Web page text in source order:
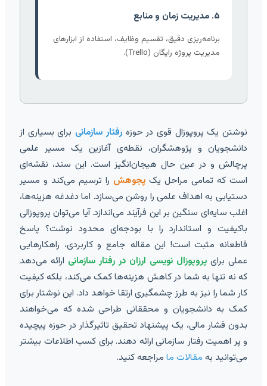
برنامه‌ریزی دقیق، تقسیم وظایف، استفاده از ابزارهای
مدیریت پروژه رایگان (Trello).
نوشتن یک پروپوزال قوی در حوزهرفتار سازمانیبرای بسیاری از
دانشجویان و پژوهشگران، نقطه‌ی آغازین یک مسیر علمی
پرچالش و در عین حال هیجان‌انگیز است. این سند، نقشه‌ای
است که تمامی مراحل یک پجوهشرا ترسیم می‌کند و مسیر
دستیابی به اهداف علمی را روشن می‌سازد. اما دغدغه هزینه‌ها،
اغلب سایه‌ای سنگین بر این فرآیند می‌اندازد. آیا می‌توان پروپوزالی
باکیفیت و استاندارد را با بودجه‌ای محدود نوشت؟ پاسخ
قاطعانه مثبت است! این مقاله جامع و کاربردی، راهکارهایی
عملی برای پروپوزال نویسی ارزان در رفتار سازمانیارائه می‌دهد
که نه تنها به شما در کاهش هزینه‌ها کمک می‌کند، بلکه کیفیت
کار شما را نیز به طرز چشمگیری ارتقا خواهد داد. این نوشتار برای
کمک به دانشجویان و محققانی طراحی شده که می‌خواهند
بدون فشار مالی، یک پیشنهاد تحقیق تاثیرگذار در حوزه پیچیده
و پر اهمیت رفتار سازمانی ارائه دهند. برای کسب اطلاعات بیشتر
می‌توانید بهمقالات مامراجعه کنید.